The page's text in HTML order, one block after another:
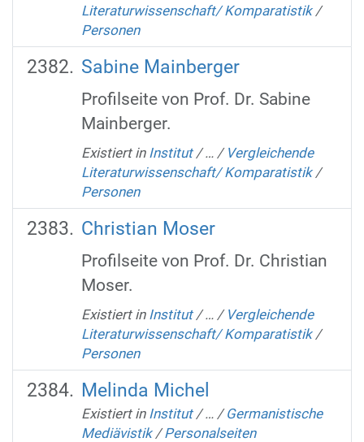
Literaturwissenschaft/ Komparatistik /
Personen
Sabine Mainberger
Profilseite von Prof. Dr. Sabine
Mainberger.
Existiert in Institut /… / Vergleichende
Literaturwissenschaft/ Komparatistik /
Personen
Christian Moser
Profilseite von Prof. Dr. Christian
Moser.
Existiert in Institut /… / Vergleichende
Literaturwissenschaft/ Komparatistik /
Personen
Melinda Michel
Existiert in Institut /… /Germanistische
Mediävistik /Personalseiten